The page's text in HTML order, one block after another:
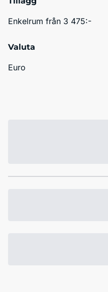
Enkelrum från 3 475:-
Valuta
Euro